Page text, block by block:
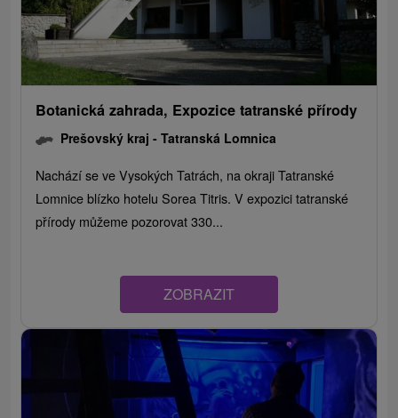
Botanická zahrada, Expozice tatranské přírody
Prešovský kraj -Tatranská Lomnica
Nachází se ve Vysokých Tatrách, na okraji Tatranské
Lomnice blízko hotelu Sorea Titris. V expozici tatranské
přírody můžeme pozorovat 330...
ZOBRAZIT